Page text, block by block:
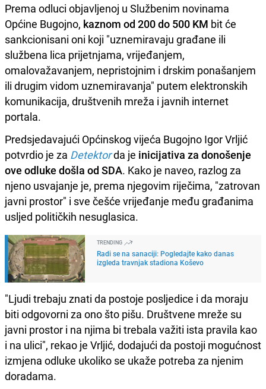
Prema odluci objavljenoj u Službenim novinama
Općine Bugojno, kaznom od 200 do 500 KM bit će
sankcionisani oni koji "uznemiravaju građane ili
službena lica prijetnjama, vrijeđanjem,
omalovažavanjem, nepristojnim i drskim ponašanjem
ili drugim vidom uznemiravanja" putem elektronskih
komunikacija, društvenih mreža i javnih internet
portala.
Predsjedavajući Općinskog vijeća Bugojno Igor Vrljić
potvrdio je za Detektorda je inicijativa za donošenje
ove odluke došla od SDA. Kako je naveo, razlog za
njeno usvajanje je, prema njegovim riječima, "zatrovan
javni prostor" i sve češće vrijeđanje među građanima
usljed političkih nesuglasica.
TRENDING
Radi se na sanaciji: Pogledajte kako danas
izgleda travnjak stadiona Koševo
"Ljudi trebaju znati da postoje posljedice i da moraju
biti odgovorni za ono što pišu. Društvene mreže su
javni prostor i na njima bi trebala važiti ista pravila kao
i na ulici", rekao je Vrljić, dodajući da postoji mogućnost
izmjena odluke ukoliko se ukaže potreba za njenim
doradama.